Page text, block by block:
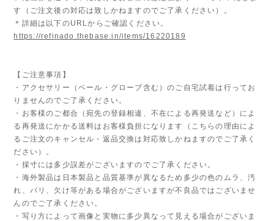
す（ご注文後の対応は致しかねますのでご了承ください）。
＊詳細は以下のURLからご確認ください。
https://refinado.thebase.in/items/16220189
【ご注意事項】
・アクセサリー（ベール・グローブ含む）のご自宅試着は行ってお
りませんのでご了承ください。
・お客様のご都合（宛先の登録相違、不在による再発送など）によ
る再発送にかかる送料はお客様負担になります（こちらの理由によ
るご注文のキャンセル・返品交換は対応致しかねますのでご了承く
ださい）。
・採寸には多少誤差がございますのでご了承ください。
・海外製品は日本製品と品質基準が異なるため多少の色のムラ、汚
れ、バリ、欠け等がある場合がございますが不良品ではございませ
んのでご了承ください。
・写り方によって画像と実物に多少異なって見える場合がございま